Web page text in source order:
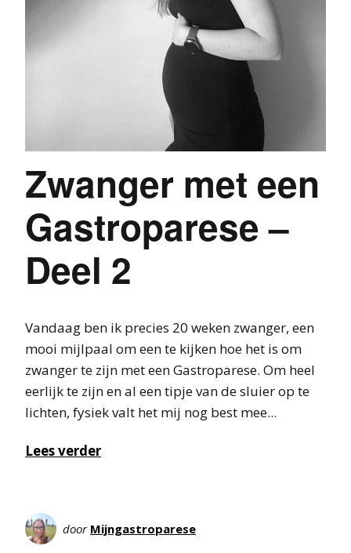
Zwanger met een
Gastroparese –
Deel 2
Vandaag ben ik precies 20 weken zwanger, een
mooi mijlpaal om een te kijken hoe het is om
zwanger te zijn met een Gastroparese. Om heel
eerlijk te zijn en al een tipje van de sluier op te
lichten, fysiek valt het mij nog best mee...
Lees verder
door Mijngastroparese